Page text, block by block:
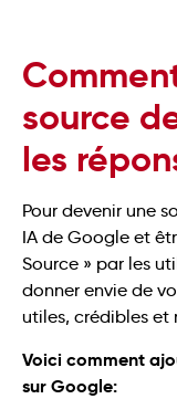
source
les
Pour devenir une
IA de Google et
Source » par les
donner envie de
utiles, crédibles et
Voici comment
sur Google: